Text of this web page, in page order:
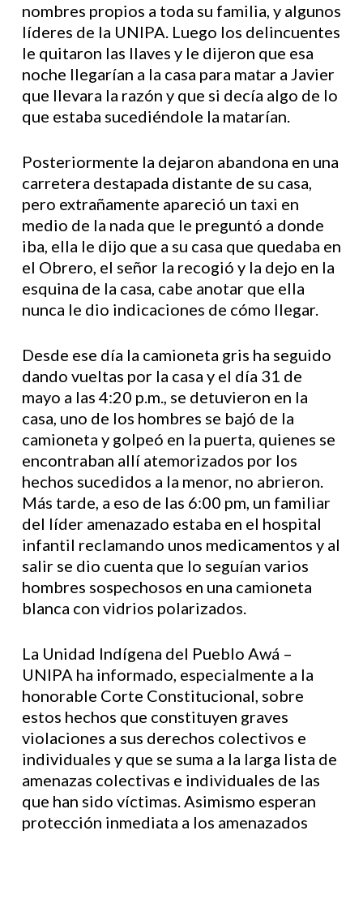
nombres propios a toda su familia, y algunos
líderes de la UNIPA. Luego los delincuentes
le quitaron las llaves y le dijeron que esa
noche llegarían a la casa para matar a Javier
que llevara la razón y que si decía algo de lo
que estaba sucediéndole la matarían.
Posteriormente la dejaron abandona en una
carretera destapada distante de su casa,
pero extrañamente apareció un taxi en
medio de la nada que le preguntó a donde
iba, ella le dijo que a su casa que quedaba en
el Obrero, el señor la recogió y la dejo en la
esquina de la casa, cabe anotar que ella
nunca le dio indicaciones de cómo llegar.
Desde ese día la camioneta gris ha seguido
dando vueltas por la casa y el día 31 de
mayo a las 4:20 p.m., se detuvieron en la
casa, uno de los hombres se bajó de la
camioneta y golpeó en la puerta, quienes se
encontraban allí atemorizados por los
hechos sucedidos a la menor, no abrieron.
Más tarde, a eso de las 6:00 pm, un familiar
del líder amenazado estaba en el hospital
infantil reclamando unos medicamentos y al
salir se dio cuenta que lo seguían varios
hombres sospechosos en una camioneta
blanca con vidrios polarizados.
La Unidad Indígena del Pueblo Awá –
UNIPA ha informado, especialmente a la
honorable Corte Constitucional, sobre
estos hechos que constituyen graves
violaciones a sus derechos colectivos e
individuales y que se suma a la larga lista de
amenazas colectivas e individuales de las
que han sido víctimas. Asimismo esperan
protección inmediata a los amenazados